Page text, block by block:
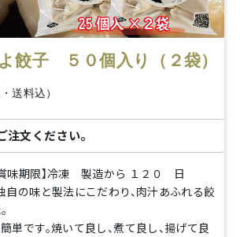
餃子 ５０個入り（２袋）
送料込）
文ください。
味期限】冷凍 製造から １２０ 日
自の味と製法にこだわり、肉汁あふれる餃
単です。焼いて良し、煮て良し、揚げて良